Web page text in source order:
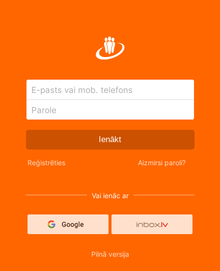
E-pasts vai mob. telefons
Parole
Ienākt
Reģistrēties Aizmirsi paroli?
Vai ienāc ar
Pilnā versija